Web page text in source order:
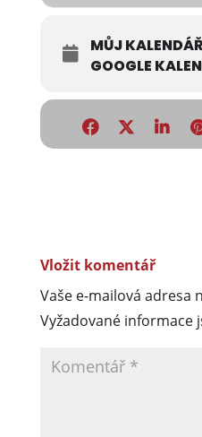
MŮJ KALENDÁŘ
GOOGLE
Vložit komentář
Vaše e-mailová adresa
Vyžadované informace